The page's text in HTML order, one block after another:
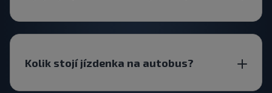
Kolik stojí jízdenka na autobus?